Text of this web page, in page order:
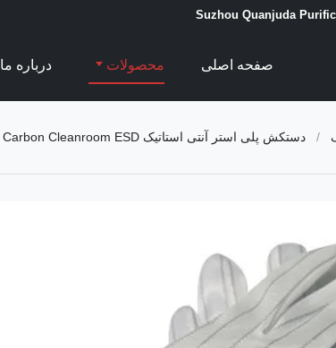
Suzhou Quanjuda
صفحه اصلی محصولات درباره ما
/ دستکش پلی استر آنتی استاتیک Stripe Carbon Cleanroom ESD